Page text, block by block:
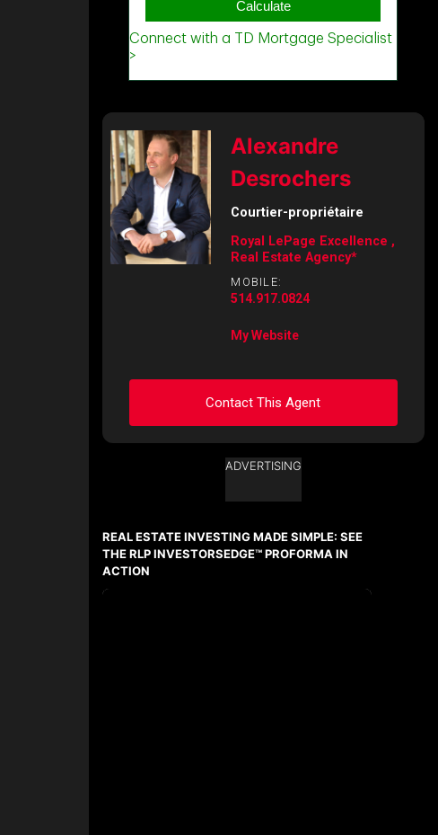
Alexandre
Desrochers
Courtier-propriétaire
Royal LePage Excellence ,
Real Estate Agency*
MOBILE:
514.917.0824
My Website
Contact This Agent
Ask about this property
Last
Name
Email
ADVERTISING
REAL ESTATE INVESTING MADE SIMPLE: SEE
THE RLP INVESTORSEDGE™ PROFORMA IN
ACTION